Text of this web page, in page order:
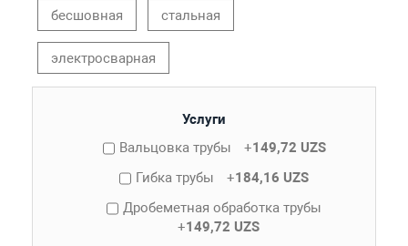
бесшовная стальная
электросварная
Услуги
Вальцовка трубы
+149,72 UZS
Гибка трубы
+184,16 UZS
Дробеметная обработка трубы
+149,72 UZS